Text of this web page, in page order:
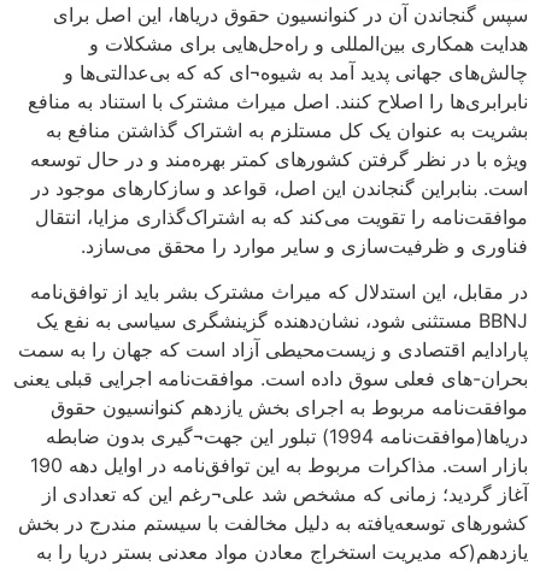
سپس گنجاندن آن در کنوانسیون حقوق دریاها، این اصل برای
هدایت همکاری بین‌المللی و راه‌حل‌هایی برای مشکلات و
چالش‌های جهانی پدید آمد به شیوه¬ای که که بی‌عدالتی‌ها و
نابرابری‌ها را اصلاح کنند. اصل میراث مشترک با استناد به منافع
بشریت به عنوان یک کل مستلزم به اشتراک گذاشتن منافع به
ویژه با در نظر گرفتن کشورهای کمتر بهره‌مند و در حال توسعه
است. بنابراین گنجاندن این اصل، قواعد و سازکارهای موجود در
موافقت‌نامه را تقویت می‌کند که به اشتراک‌گذاری مزایا، انتقال
فناوری و ظرفیت‌سازی و سایر موارد را محقق می‌سازد.
در مقابل، این استدلال که میراث مشترک بشر باید از توافق‌نامه
BBNJ مستثنی شود، نشان‌دهنده گزینشگری سیاسی به نفع یک
پارادایم اقتصادی و زیست‌محیطی آزاد است که جهان را به سمت
بحران-های فعلی سوق داده است. موافقت‌نامه اجرایی قبلی یعنی
موافقت‌نامه مربوط به اجرای بخش یازدهم کنوانسیون حقوق
دریاها(موافقت‌نامه 1994) تبلور این جهت¬گیری بدون ضابطه
بازار است. مذاکرات مربوط به این توافق‌نامه در اوایل دهه 190
آغاز گردید؛ زمانی که مشخص شد علی¬رغم این که تعدادی از
کشورهای توسعه‌یافته به دلیل مخالفت با سیستم مندرج در بخش
یازدهم(که مدیریت استخراج معادن مواد معدنی بستر دریا را به